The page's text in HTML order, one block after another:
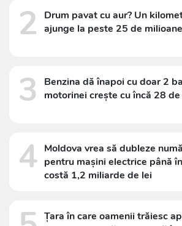
2
Drum pavat cu aur? Un
ajunge la peste 25 de
3
Benzina dă înapoi cu doar 2
motorinei crește cu încă 28
4 Moldova vrea să dubleze
pentru mașini electrice până
costă 1,2 miliarde de lei
Țara în care oamenii trăiesc